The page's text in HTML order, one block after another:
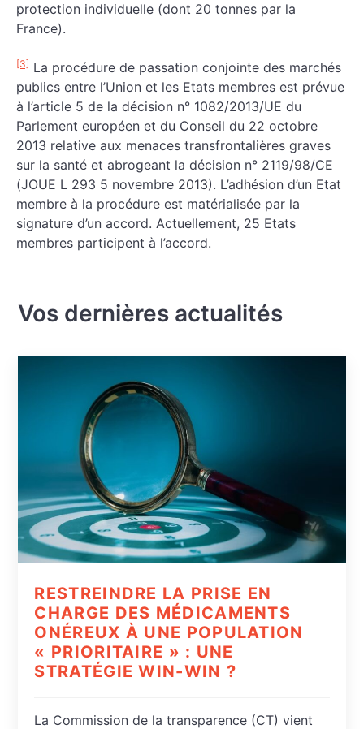
protection individuelle (dont 20 tonnes par la
France).
[3] La procédure de passation conjointe des marchés
publics entre l’Union et les Etats membres est prévue
à l’article 5 de la décision n° 1082/2013/UE du
Parlement européen et du Conseil du 22 octobre
2013 relative aux menaces transfrontalières graves
sur la santé et abrogeant la décision n° 2119/98/CE
(JOUE L 293 5 novembre 2013). L’adhésion d’un Etat
membre à la procédure est matérialisée par la
signature d’un accord. Actuellement, 25 Etats
membres participent à l’accord.
Vos dernières actualités
RESTREINDRE LA PRISE EN
CHARGE DES MÉDICAMENTS
ONÉREUX À UNE POPULATION
« PRIORITAIRE » : UNE
STRATÉGIE WIN-WIN ?
La Commission de la transparence (CT) vient